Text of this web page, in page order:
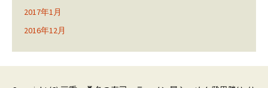
2017年1月
2016年12月